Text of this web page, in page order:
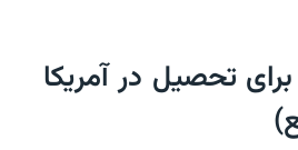
تحصیل در آمریکا